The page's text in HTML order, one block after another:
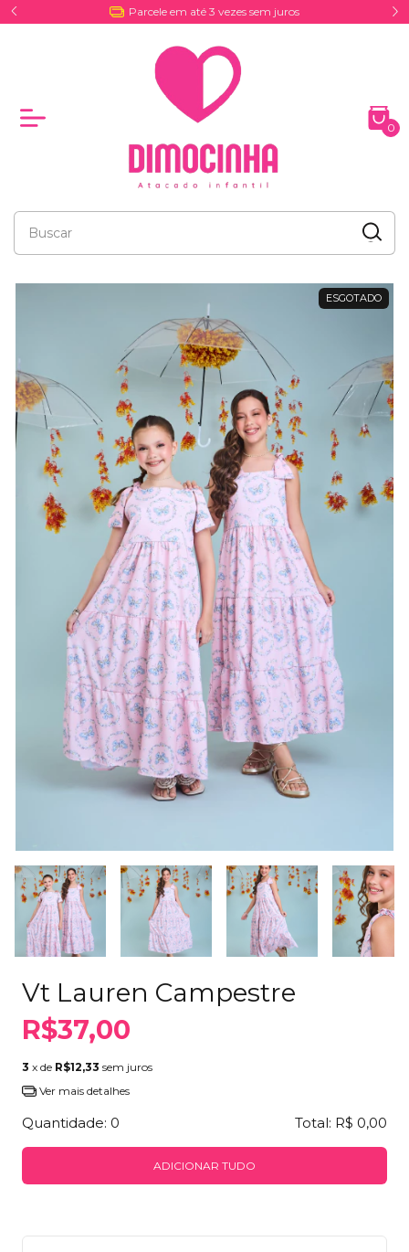
Entrega por Coreios e Excursões
0
ESGOTADO
Vt Lauren Campestre
R$37,00
3 x de R$12,33 sem juros
Ver mais detalhes
Quantidade: 0 Total: R$ 0,00
ADICIONAR TUDO